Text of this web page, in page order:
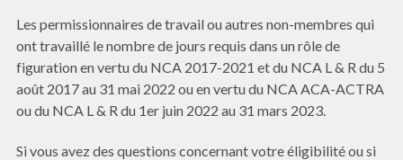
Les permissionnaires de travail ou autres non-membres qui
ont travaillé le nombre de jours requis dans un rôle de
figuration en vertu du NCA 2017-2021 et du NCA L & R du 5
août 2017 au 31 mai 2022 ou en vertu du NCA ACA-ACTRA
ou du NCA L & R du 1er juin 2022 au 31 mars 2023.
Si vous avez des questions concernant votre éligibilité ou si